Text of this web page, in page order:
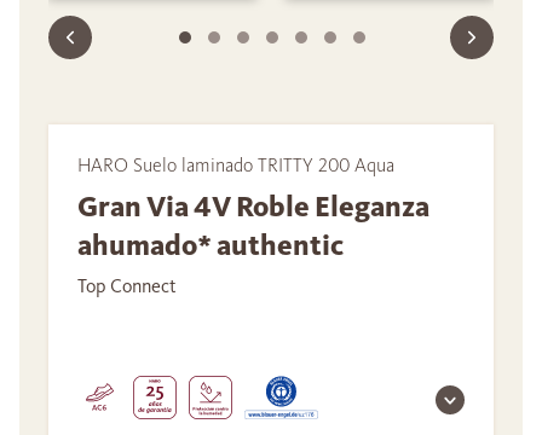
HARO Suelo laminado TRITTY 200 Aqua
Gran Via 4V Roble Eleganza
ahumado* authentic
Top Connect